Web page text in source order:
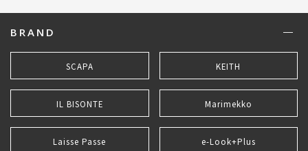
BRAND
SCAPA KEITH
IL BISONTE Marimekko
Laisse Passe e-Look+Plus